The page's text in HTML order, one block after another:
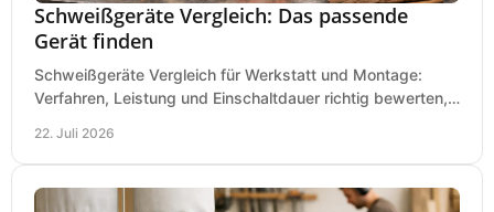
Schweißgeräte Vergleich: Das passende
Gerät finden
Schweißgeräte Vergleich für Werkstatt und Montage:
Verfahren, Leistung und Einschaltdauer richtig bewerten,
22. Juli 2026